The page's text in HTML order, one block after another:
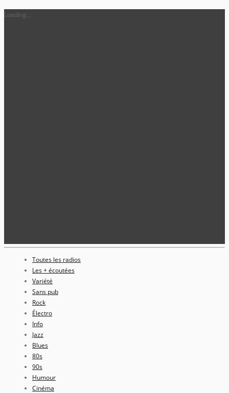
Loading...
Toutes les radios
Les + écoutées
Variété
Sans pub
Rock
Électro
Info
Jazz
Blues
80s
90s
Humour
Cinéma